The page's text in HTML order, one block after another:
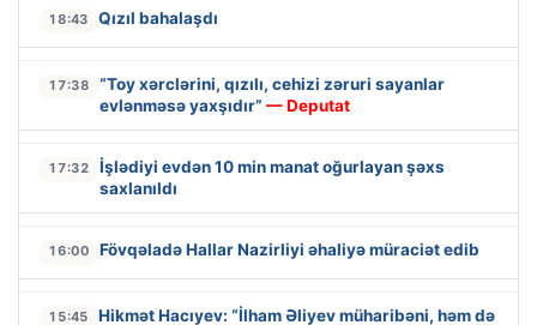
18:43 Qızıl bahalaşdı
17:38
“Toy xərclərini, qızılı, cehizi zəruri sayanlar
evlənməsə yaxşıdır” — Deputat
17:32
İşlədiyi evdən 10 min manat oğurlayan şəxs
saxlanıldı
16:00 Fövqəladə Hallar Nazirliyi əhaliyə müraciət edib
15:45
Hikmət Hacıyev: “İlham Əliyev müharibəni, həm də